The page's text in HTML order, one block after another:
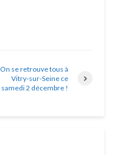
On se retrouve tous à
Vitry-sur-Seine ce
samedi 2 décembre !